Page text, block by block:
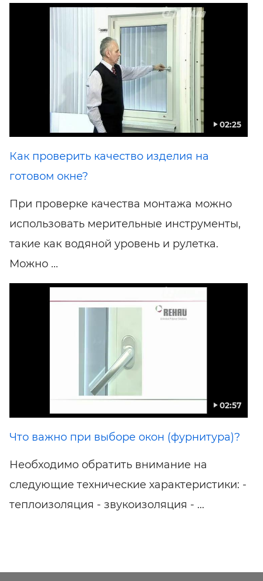
02:25
Как проверить качество изделия на
готовом окне?
При проверке качества монтажа можно
использовать мерительные инструменты,
такие как водяной уровень и рулетка.
Можно ...
02:57
Что важно при выборе окон (фурнитура)?
Необходимо обратить внимание на
следующие технические характеристики: -
теплоизоляция - звукоизоляция - ...